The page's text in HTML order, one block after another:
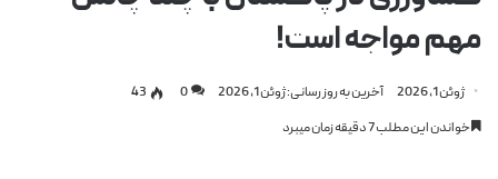
مهم مواجه است!
ژوئن 1, 2026 آخرین به روز رسانی: ژوئن 1, 2026 0
43
خواندن این مطلب 7 دقیقه زمان میبرد